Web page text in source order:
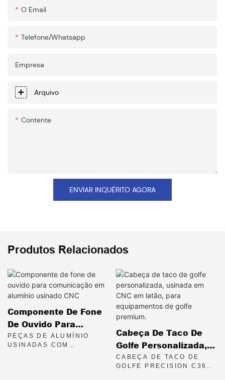
O Email
Telefone/whatsapp
Empresa
Arquivo
Contente
ENVIAR INQUÉRITO AGORA
Produtos Relacionados
Componente De Fone
De Ouvido Para
Comunicação Em
Alumínio Usinado CNC
PEÇAS DE ALUMÍNIO
USINADAS COM
Cabeça De Taco De
Golfe Personalizada,
Usinada Em CNC Em
Latão, Para
CABEÇA DE TACO DE
GOLFE PRECISION C3604